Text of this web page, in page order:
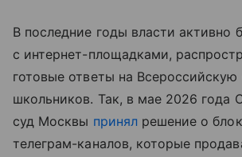
В последние годы власти активно
с интернет-площадками,
готовые ответы на
школьников. Так, в мае 2026 года
суд Москвы принялрешение о
телеграм-каналов, которые